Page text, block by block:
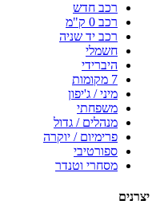
רכב חדש
רכב 0 ק"מ
רכב יד שניה
חשמלי
היברידי
7 מקומות
מיני / ג'יפון
משפחתי
מנהלים / גדול
פרימיום / יוקרה
ספורטיבי
מסחרי וטנדר
יצרנים